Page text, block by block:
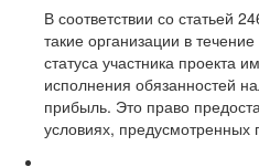
В соответствии со статьей
такие организации в
статуса участника проекта
исполнения обязанностей
прибыль. Это право
условиях,